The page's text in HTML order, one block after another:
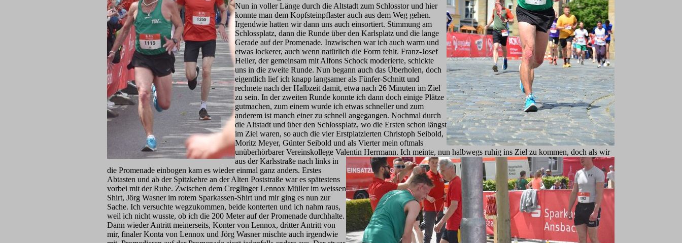
Nun in voller Länge durch die Altstadt zum Schlosstor und hier
konnte man dem Kopfsteinpflaster auch aus dem Weg gehen.
Irgendwie hatten wir dann uns auch einsortiert. Stimmung am
Schlossplatz, dann die Runde über den Karlsplatz und die lange
Gerade auf der Promenade. Inzwischen war ich auch warm und
etwas lockerer, auch wenn natürlich die Form fehlt. Franz-Josef
Heller, der gemeinsam mit Alfons Schock moderierte, schickte
uns in die zweite Runde. Nun begann auch das Überholen, doch
eigentlich lief ich knapp langsamer als Fünfer-Schnitt und
rechnete nach der Halbzeit damit, etwa nach 26 Minuten im Ziel
zu sein. In der zweiten Runde konnte ich dann doch einige Plätze
gutmachen, zum einem wurde ich etwas schneller und zum
anderem ist manch einer zu schnell angegangen. Nochmal durch
die Altstadt und über den Schlossplatz, wo die Ersten schon längst
im Ziel waren, so auch die vier Erstplatzierten Christoph Seibold,
Moritz Meyer, Günter Seibold und als Vierter mein oftmals
unüberhörbarer Vereinskollege Valentin Herrmann. Ich meinte, nun halbwegs ruhig ins Ziel zu kommen, doch als wir
aus der Karlsstraße nach links in
die Promenade einbogen kam es wieder einmal ganz anders. Erstes
Abtasten und ab der Spitzkehre an der Alten Poststraße war es spätestens
vorbei mit der Ruhe. Zwischen dem Creglinger Lennox Müller im weissen
Shirt, Jörg Wasner im rotem Sparkassen-Shirt und mir ging es nun zur
Sache. Ich versuchte wegzukommen, beide konterten und ich nahm raus,
weil ich nicht wusste, ob ich die 200 Meter auf der Promenade durchhalte.
Dann wieder Antritt meinerseits, Konter von Lennox, dritter Antritt von
mir, finaler Konta von Lennox und Jörg Wasner mischte auch irgendwie